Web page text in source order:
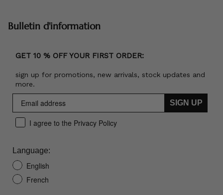
Bulletin d'information
GET 10 % OFF YOUR FIRST ORDER:
sign up for promotions, new arrivals, stock updates and
more.
SIGN UP
I agree to the Privacy Policy
Language:
English
French